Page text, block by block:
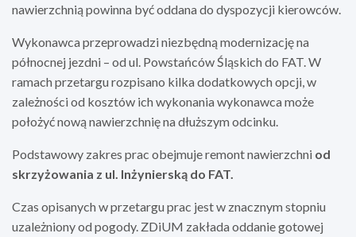
nawierzchnią powinna być oddana do dyspozycji kierowców.
Wykonawca przeprowadzi niezbędną modernizację na
północnej jezdni – od ul. Powstańców Śląskich do FAT. W
ramach przetargu rozpisano kilka dodatkowych opcji, w
zależności od kosztów ich wykonania wykonawca może
położyć nową nawierzchnię na dłuższym odcinku.
Podstawowy zakres prac obejmuje remont nawierzchni od
skrzyżowania z ul. Inżynierską do FAT.
Czas opisanych w przetargu prac jest w znacznym stopniu
uzależniony od pogody. ZDiUM zakłada oddanie gotowej